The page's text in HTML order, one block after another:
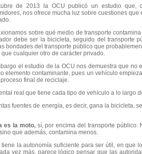
de 2013 la OCU publicó un estudio que,
nos ofrece mucha luz sobre cuestiones
sobre qué medio de transporte
debe ser la bicicleta, seguido del transporte
bondades del transporte público que
que cualquier otro de carácter privado.
el estudio de la OCU nos demuestra que no
contaminante, pues un vehículo
final de reciclaje.
real que tiene cada tipo de vehículo a lo largo
fuentes de energía, es decir, gana la bicicleta,
es la moto, sí, por encima del transporte público.
que además, contamina menos.
la autonomía suficiente para ser útil, en que
vez más, parece lógico pensar que las